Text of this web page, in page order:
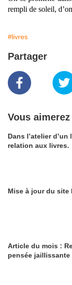
rempli de soleil,
#livres
Partager
Vous
Dans l’atelier
relation aux livres.
Mise à jour du site
Article du mois :
pensée jaillissante